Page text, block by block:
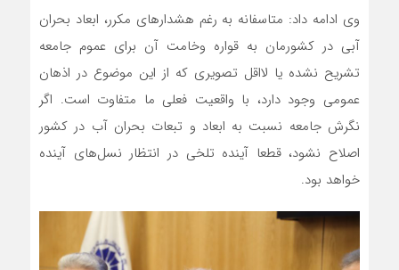
وی ادامه داد: متاسفانه به رغم هشدارهای مکرر، ابعاد بحران
آبی در کشورمان به قواره وخامت آن برای عموم جامعه
تشریح نشده یا لااقل تصویری که از این موضوع در اذهان
عمومی وجود دارد، با واقعیت فعلی ما متفاوت است. اگر
نگرش جامعه نسبت به ابعاد و تبعات بحران آب در کشور
اصلاح نشود، قطعا آینده تلخی در انتظار نسل‌های آینده
خواهد بود.